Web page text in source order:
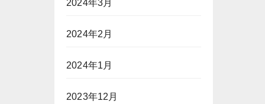
2024年3月
2024年2月
2024年1月
2023年12月